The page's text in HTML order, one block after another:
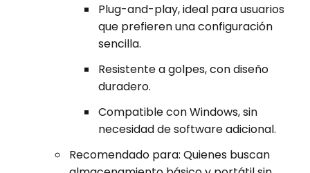
Plug-and-play, ideal para usuarios
que prefieren una configuración
sencilla.
Resistente a golpes, con diseño
duradero.
Compatible con Windows, sin
necesidad de software adicional.
Recomendado para: Quienes buscan